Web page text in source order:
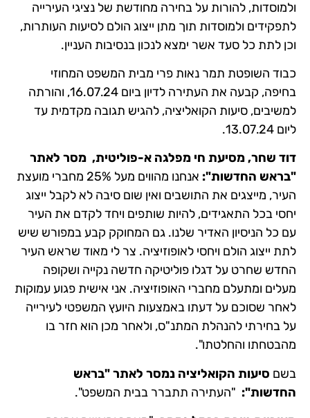
ולמוסדות, להורות על בחירה מחודשת של נציגי העירייה
לתפקידים ולמוסדות תוך מתן ייצוג הולם לסיעות העותרות,
וכן לתת כל סעד אשר ימצא לנכון בנסיבות העניין.
כבוד השופטת תמר נאות פרי מבית המשפט המחוזי
בחיפה, קבעה את העתירה לדיון ביום 16.07.24, והורתה
למשיבים, סיעות הקואליציה, להגיש תגובה מקדמית עד
ליום 13.07.24.
דוד שחר, מסיעת חי מפלגה א-פוליטית, מסר לאתר
"בראש החדשות":
אנחנו מהווים מעל 25% מחברי מועצת
העיר, מייצגים את התושבים ואין שום סיבה לא לקבל ייצוג
יחסי בכל התאגידים, להיות שותפים ויחד לקדם את העיר
עם כל הניסיון האדיר שלנו. גם המחוקק קבע במפורש שיש
לתת ייצוג הולם ויחסי לאופוזיציה. צר לי מאוד שראש העיר
החדש שחרט על דגלו פוליטיקה חדשה נקייה ושקופה
מעלים ומתעלם מחברי האופוזיציה. אני אישית פגוע עמוקות
לאחר שסוכם על דעתו באמצעות היועץ המשפטי לעירייה
על בחירתי להנהלת המתנ"ס, ולאחר מכן הוא חזר בו
מהבטחתו והחלטתו".
בשם סיעות הקואליציה נמסר לאתר "בראש
החדשות": "העתירה תתברר בבית המשפט".